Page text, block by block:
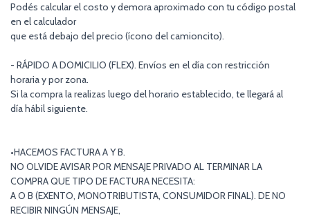
Podés calcular el costo y demora aproximado con tu código postal
en el calculador
que está debajo del precio (ícono del camioncito).
- RÁPIDO A DOMICILIO (FLEX). Envíos en el día con restricción
horaria y por zona.
Si la compra la realizas luego del horario establecido, te llegará al
día hábil siguiente.
•HACEMOS FACTURA A Y B.
NO OLVIDE AVISAR POR MENSAJE PRIVADO AL TERMINAR LA
COMPRA QUE TIPO DE FACTURA NECESITA:
A O B (EXENTO, MONOTRIBUTISTA, CONSUMIDOR FINAL). DE NO
RECIBIR NINGÚN MENSAJE,